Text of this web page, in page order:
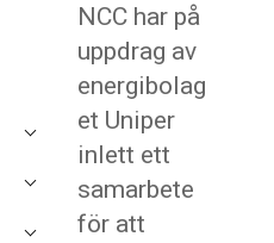
NCC har på
uppdrag av
energibolag
et Uniper
inlett ett
samarbete
för att